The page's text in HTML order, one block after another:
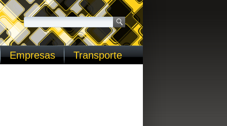
Empresas Transporte